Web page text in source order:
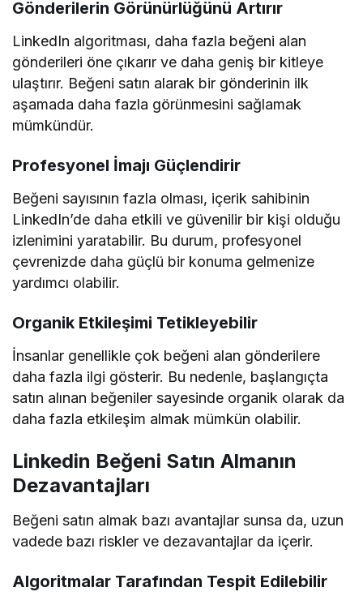
Gönderilerin Görünürlüğünü Artırır
LinkedIn algoritması, daha fazla beğeni alan
gönderileri öne çıkarır ve daha geniş bir kitleye
ulaştırır. Beğeni satın alarak bir gönderinin ilk
aşamada daha fazla görünmesini sağlamak
mümkündür.
Profesyonel İmajı Güçlendirir
Beğeni sayısının fazla olması, içerik sahibinin
LinkedIn’de daha etkili ve güvenilir bir kişi olduğu
izlenimini yaratabilir. Bu durum, profesyonel
çevrenizde daha güçlü bir konuma gelmenize
yardımcı olabilir.
Organik Etkileşimi Tetikleyebilir
İnsanlar genellikle çok beğeni alan gönderilere
daha fazla ilgi gösterir. Bu nedenle, başlangıçta
satın alınan beğeniler sayesinde organik olarak da
daha fazla etkileşim almak mümkün olabilir.
Linkedin Beğeni Satın Almanın
Dezavantajları
Beğeni satın almak bazı avantajlar sunsa da, uzun
vadede bazı riskler ve dezavantajlar da içerir.
Algoritmalar Tarafından Tespit Edilebilir